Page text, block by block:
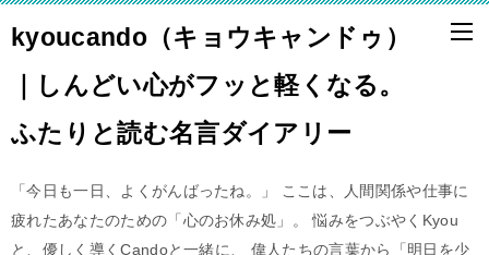
kyoucando（キョウキャンドゥ）
｜しんどい心がフッと軽くなる。
ふたりと読む名言ダイアリー
「今日も一日、よくがんばったね。」 ここは、人間関係や仕事に
疲れたあなたのための「心のお休み処」。 悩みをつぶやくKyou
と、優しく導くCandoと一緒に、 偉人たちの言葉から「明日を少